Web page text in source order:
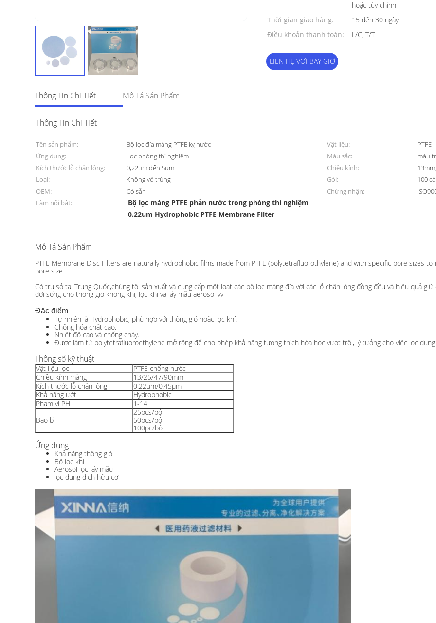
hoặc tùy chỉnh
Thời gian giao hàng:
15 đến 30 ngày
Điều khoản thanh toán:
L/C, T/T
LIÊN HỆ VỚI BÂY GIỜ
Thông Tin Chi Tiết Mô Tả Sản Phẩm
Thông Tin Chi Tiết
Tên sản phẩm: Bộ lọc đĩa màng PTFE kỵ nước Vật liệu:
PTFE
Ứng dụng:
Lọc phòng thí nghiệm Màu sắc:
màu
Kích thước lỗ chân lông:
0,22um đến 5um Chiều kính:
Loại:
Không vô trùng Gói:
100
OEM:
Có sẵn Chứng nhận:
Làm nổi bật:
Bộ lọc màng PTFE phản nước trong phòng thí nghiệm,
0.22um Hydrophobic PTFE Membrane Filter
Mô Tả Sản Phẩm
PTFE Membrane Disc Filters are naturally hydrophobic films made from PTFE (polytetrafluorothylene) and with specific pore sizes
pore size.
Có trụ sở tại Trung Quốc,chúng tôi sản xuất và cung cấp một loạt các bộ lọc màng đĩa với các lỗ chân lông đồng đều và hiệu quả
đời sống cho thông gió không khí, lọc khí và lấy mẫu aerosol vv
Đặc điểm
Tự nhiên là Hydrophobic, phù hợp với thông gió hoặc lọc khí.
Chống hóa chất cao.
Nhiệt độ cao và chống cháy.
Được làm từ polytetrafluoroethylene mở rộng để cho phép khả năng tương thích hóa học vượt trội, lý tưởng cho việc lọc
Thông số kỹ thuật
Vật liệu lọc
PTFE chống nước
Chiều kính màng
13/25/47/90mm
Kích thước lỗ chân lông
0.22μm/0.45μm
Khả năng ướt
Hydrophobic
Phạm vi PH
1-14
Bao bì
25pcs/bộ
50pcs/bộ
100pc/bộ
Ứng dụng
Khả năng thông gió
Bộ lọc khí
Aerosol lọc lấy mẫu
lọc dung dịch hữu cơ